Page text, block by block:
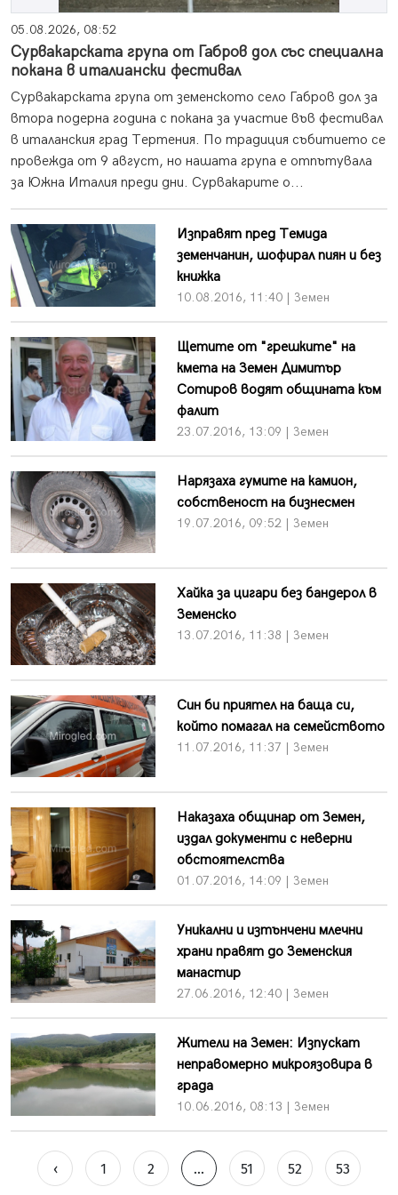
05.08.2026, 08:52
Сурвакарската група от Габров дол със специална
покана в италиански фестивал
Сурвакарската група от земенското село Габров дол за
втора подерна година с покана за участие във фестивал
в италанския град Тертения. По традиция събитието се
провежда от 9 август, но нашата група е отпътувала
за Южна Италия преди дни. Сурвакарите о...
Изправят пред Темида
земенчанин, шофирал пиян и без
книжка
10.08.2016, 11:40 | Земен
Щетите от "грешките" на
кмета на Земен Димитър
Сотиров водят общината към
фалит
23.07.2016, 13:09 | Земен
Нарязаха гумите на камион,
собственост на бизнесмен
19.07.2016, 09:52 | Земен
Хайка за цигари без бандерол в
Земенско
13.07.2016, 11:38 | Земен
Син би приятел на баща си,
който помагал на семейството
11.07.2016, 11:37 | Земен
Наказаха общинар от Земен,
издал документи с неверни
обстоятелства
01.07.2016, 14:09 | Земен
Уникални и изтънчени млечни
храни правят до Земенския
манастир
27.06.2016, 12:40 | Земен
Жители на Земен: Изпускат
неправомерно микроязовира в
града
10.06.2016, 08:13 | Земен
‹ 1 2 ... 51 52 53